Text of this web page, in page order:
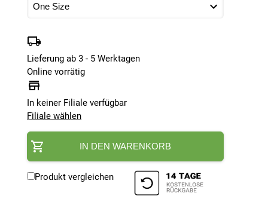
Lieferung ab 3 - 5 Werktagen
Online vorrätig
In keiner Filiale verfügbar
Filiale wählen
IN DEN WARENKORB
Produkt vergleichen